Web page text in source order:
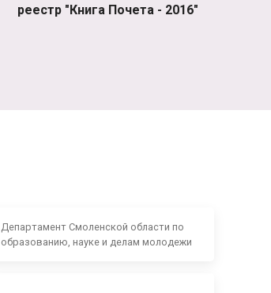
реестр "Книга Почета - 2016"
Департамент Смоленской области по
образованию, науке и делам молодежи